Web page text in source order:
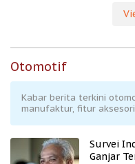
Otomotif
Kabar berita terkini
manufaktur, fitur
Survei
Ganjar